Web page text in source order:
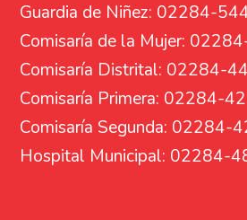
Guardia de Niñez: 02284-
Comisaría de la Mujer:
Comisaría Distrital: 02284-
Comisaría Primera: 02284-
Comisaría Segunda: 02284-
Hospital Municipal: 02284-